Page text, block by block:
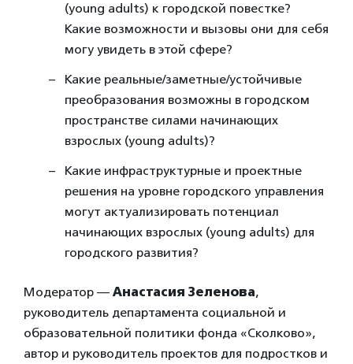
(young adults) к городской повестке?
Какие возможности и вызовы они для себя
могу увидеть в этой сфере?
Какие реальные/заметные/устойчивые
преобразования возможны в городском
пространстве силами начинающих
взрослых (young adults)?
Какие инфраструктурные и проектные
решения на уровне городского управления
могут актуализировать потенциал
начинающих взрослых (young adults) для
городского развития?
Модератор — Анастасия Зеленова,
руководитель департамента социальной и
образовательной политики фонда «Сколково»,
автор и руководитель проектов для подростков и